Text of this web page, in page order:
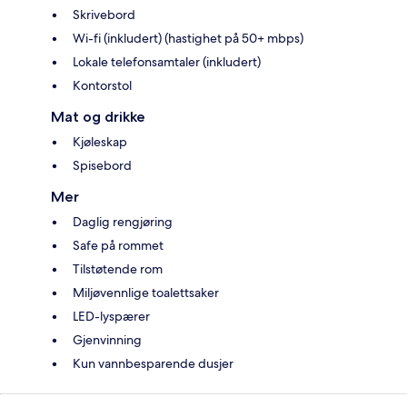
Skrivebord
Wi-fi (inkludert) (hastighet på 50+ mbps)
Lokale telefonsamtaler (inkludert)
Kontorstol
Mat og drikke
Kjøleskap
Spisebord
Mer
Daglig rengjøring
Safe på rommet
Tilstøtende rom
Miljøvennlige toalettsaker
LED-lyspærer
Gjenvinning
Kun vannbesparende dusjer